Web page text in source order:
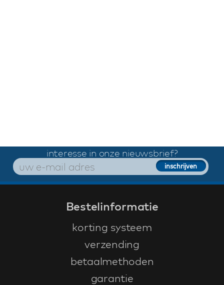
interesse in onze nieuwsbrief?
Bestelinformatie
korting systeem
verzending
betaalmethoden
garantie